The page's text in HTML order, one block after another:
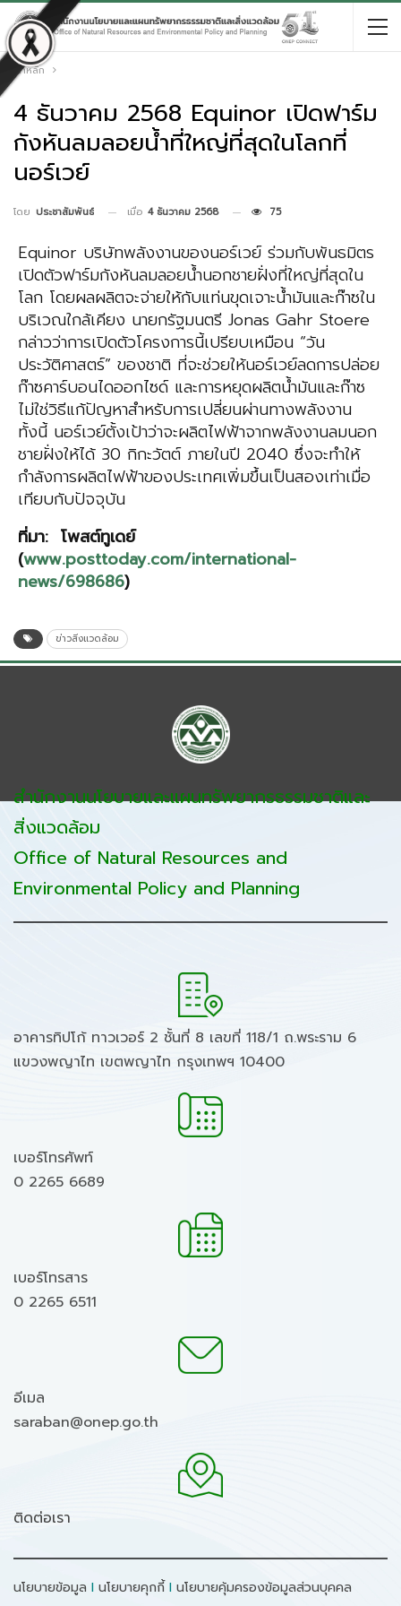
หน้าหลัก
4 ธันวาคม 2568 Equinor เปิดฟาร์ม
กังหันลมลอยน้ำที่ใหญ่ที่สุดในโลกที่
นอร์เวย์
โดย ประชาสัมพันธ์ เมื่อ 4 ธันวาคม 2568 75
Equinor บริษัทพลังงานของนอร์เวย์ ร่วมกับพันธมิตร
เปิดตัวฟาร์มกังหันลมลอยน้ำนอกชายฝั่งที่ใหญ่ที่สุดใน
โลก โดยผลผลิตจะจ่ายให้กับแท่นขุดเจาะน้ำมันและก๊าซใน
บริเวณใกล้เคียง นายกรัฐมนตรี Jonas Gahr Stoere
กล่าวว่าการเปิดตัวโครงการนี้เปรียบเหมือน “วัน
ประวัติศาสตร์” ของชาติ ที่จะช่วยให้นอร์เวย์ลดการปล่อย
ก๊าซคาร์บอนไดออกไซด์ และการหยุดผลิตน้ำมันและก๊าซ
ไม่ใช่วิธีแก้ปัญหาสำหรับการเปลี่ยนผ่านทางพลังงาน
ทั้งนี้ นอร์เวย์ตั้งเป้าว่าจะผลิตไฟฟ้าจากพลังงานลมนอก
ชายฝั่งให้ได้ 30 กิกะวัตต์ ภายในปี 2040 ซึ่งจะทำให้
กำลังการผลิตไฟฟ้าของประเทศเพิ่มขึ้นเป็นสองเท่าเมื่อ
เทียบกับปัจจุบัน
ที่มา: โพสต์ทูเดย์
(www.posttoday.com/international-
news/698686)
ข่าวสิ่งแวดล้อม
สำนักงานนโยบายและแผนทรัพยากรธรรมชาติและ
สิ่งแวดล้อม
Office of Natural Resources and
Environmental Policy and Planning
อาคารทิปโก้ ทาวเวอร์ 2 ชั้นที่ 8 เลขที่ 118/1 ถ.พระราม 6
แขวงพญาไท เขตพญาไท กรุงเทพฯ 10400
เบอร์โทรศัพท์
0 2265 6689
เบอร์โทรสาร
0 2265 6511
อีเมล
saraban@onep.go.th
ติดต่อเรา
นโยบายข้อมูล I นโยบายคุกกี้ I นโยบายคุ้มครองข้อมูลส่วนบุคคล